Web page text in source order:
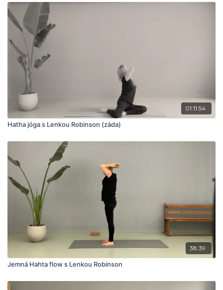
01:11:54
Hatha jóga s Lenkou Robinson (záda)
38:39
Jemná Hahta flow s Lenkou Robinson